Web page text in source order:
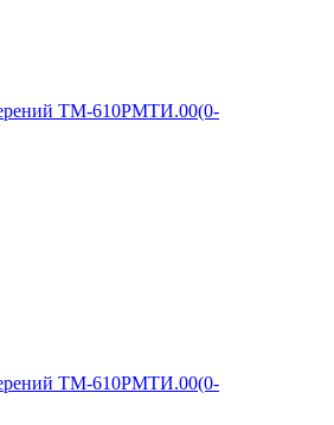
ТМ-610РМТИ.00(0-
ТМ-610РМТИ.00(0-